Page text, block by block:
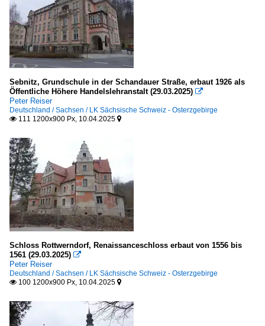
Sebnitz, Grundschule in der Schandauer Straße, erbaut 1926 als
Öffentliche Höhere Handelslehranstalt (29.03.2025) 
Peter Reiser
Deutschland / Sachsen / LK Sächsische Schweiz - Osterzgebirge
 111 1200x900 Px, 10.04.2025 
Schloss Rottwerndorf, Renaissanceschloss erbaut von 1556 bis
1561 (29.03.2025) 
Peter Reiser
Deutschland / Sachsen / LK Sächsische Schweiz - Osterzgebirge
 100 1200x900 Px, 10.04.2025 